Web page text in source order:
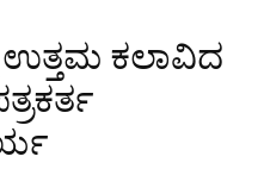
ಉತ್ತಮ ಕಲಾವಿದ